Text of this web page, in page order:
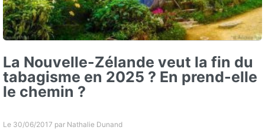
La Nouvelle-Zélande veut la fin du
tabagisme en 2025 ? En prend-elle
le chemin ?
Le 30/06/2017 par Nathalie Dunand